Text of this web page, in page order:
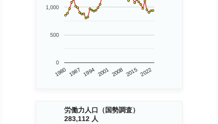
1980 1987 1994 2001 2008 2015 2022
0
500
1,000
労働力人口（国勢調査）
283,112 人